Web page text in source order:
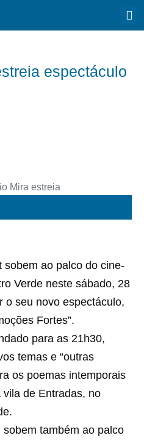
espectáculo
sobem ao palco do cine-
Verde neste sábado, 28
o seu novo espectáculo,
Fortes”.
para as 21h30,
temas e “outras
os poemas intemporais
de Entradas, no
também ao palco